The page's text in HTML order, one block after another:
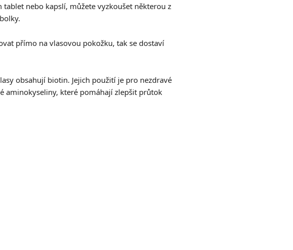
nebo kapslí, můžete vyzkoušet některou z
přímo na vlasovou pokožku, tak se dostaví
obsahují biotin. Jejich použití je pro nezdravé
aminokyseliny, které pomáhají zlepšit průtok